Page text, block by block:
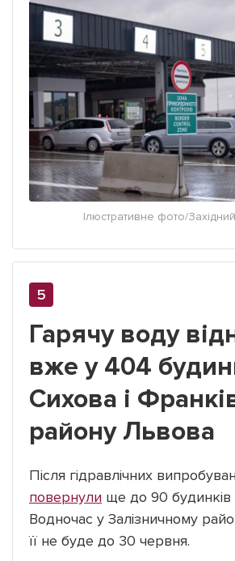
Ілюстративне фото/
Гарячу воду
вже у 404
Сихова і
району Львова
Після гідравлічних
повернули ще до 90 будинків
Водночас у Залізничному
її не буде до 30 червня.